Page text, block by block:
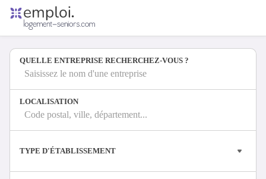
Offres d'emploi
Entreprises
Métiers
Se connecter
Espace candidat
Espace recruteur
QUELLE ENTREPRISE RECHERCHEZ-VOUS ?
Saisissez le nom d'une entreprise
LOCALISATION
Code postal, ville, département...
TYPE D'ÉTABLISSEMENT